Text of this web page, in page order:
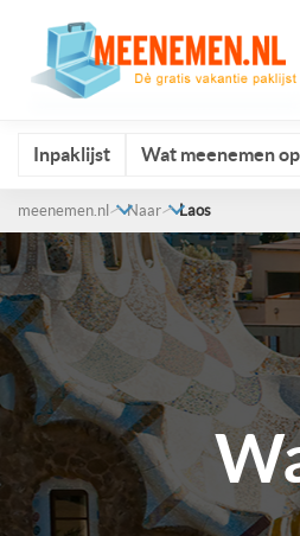
Inpaklijst Wat meenemen
meenemen.nl Naar Laos